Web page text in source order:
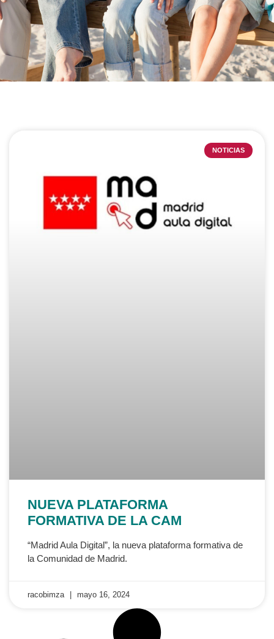
NOTICIAS
NUEVA PLATAFORMA
FORMATIVA DE LA CAM
“Madrid Aula Digital”, la nueva plataforma formativa de
la Comunidad de Madrid.
racobimza mayo 16, 2024